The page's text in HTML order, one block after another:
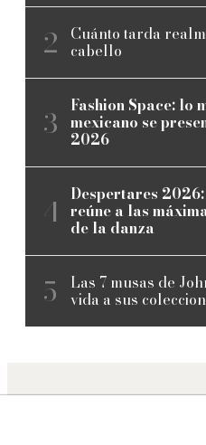
Cuánto tarda
cabello
Fashion Space: lo
mexicano se
2026
Despertares
reúne a las
de la danza
Las 7 musas de
vida a sus